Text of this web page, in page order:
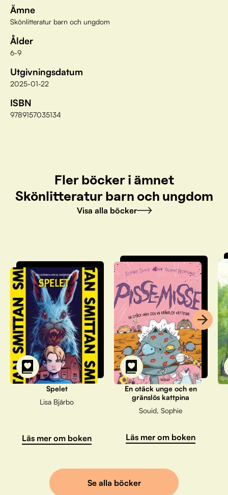
Ämne
Skönlitteratur barn och ungdom
Ålder
6-9
Utgivningsdatum
2025-01-22
ISBN
9789157035134
Fler böcker i ämnet
Skönlitteratur barn och ungdom
Visa alla böcker
Spelet
Lisa Bjärbo
Läs mer om boken
En otäck unge och en
gränslös kattpina
Souid, Sophie
Läs mer om boken
Se alla böcker